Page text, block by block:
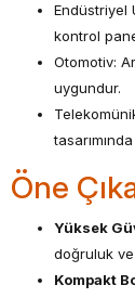
Endüstriyel
kontrol
Otomotiv:
uygundur.
Öne
Yüksek
doğruluk
Kompakt